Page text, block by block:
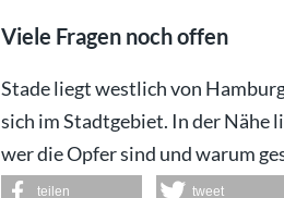
Viele Fragen noch offen
Stade liegt westlich von
sich im Stadtgebiet. In der Nähe
wer die Opfer sind und warum
teilen tweet